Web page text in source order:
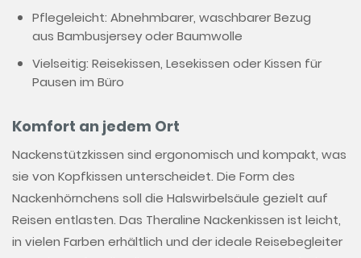
Pflegeleicht: Abnehmbarer, waschbarer Bezug
aus Bambusjersey oder Baumwolle
Vielseitig:Reisekissen, Lesekissen oder Kissen für
Pausen im Büro
Komfort an jedem Ort
Nackenstützkissen sind ergonomisch und kompakt, was
sie von Kopfkissen unterscheidet. Die Form des
Nackenhörnchens soll die Halswirbelsäule gezielt auf
Reisen entlasten. Das Theraline Nackenkissen ist leicht,
in vielen Farben erhältlich und der ideale Reisebegleiter